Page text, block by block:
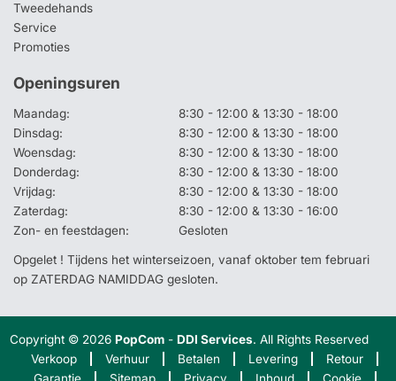
Tweedehands
Service
Promoties
Openingsuren
Maandag:
8:30 - 12:00 & 13:30 - 18:00
Dinsdag:
8:30 - 12:00 & 13:30 - 18:00
Woensdag:
8:30 - 12:00 & 13:30 - 18:00
Donderdag:
8:30 - 12:00 & 13:30 - 18:00
Vrijdag:
8:30 - 12:00 & 13:30 - 18:00
Zaterdag:
8:30 - 12:00 & 13:30 - 16:00
Zon- en feestdagen:
Gesloten
Opgelet ! Tijdens het winterseizoen, vanaf oktober tem februari
op ZATERDAG NAMIDDAG gesloten.
Copyright © 2026PopCom -DDI Services. All Rights Reserved
Verkoop
Verhuur Betalen Levering
Retour